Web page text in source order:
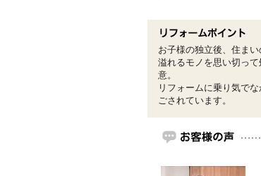
お子様の独立後、住ま
溢れるモノを思い切っ
意。
リフォームに乗り気で
ごされています。